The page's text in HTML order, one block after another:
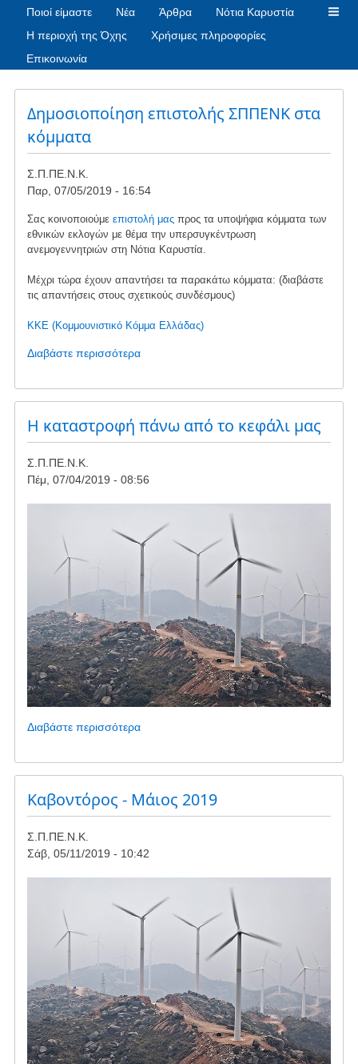
Ποιοί είμαστε Νέα Άρθρα
Νότια Καρυστία
Η περιοχή της Όχης
Χρήσιμες πληροφορίες
Επικοινωνία
Δημοσιοποίηση επιστολής ΣΠΠΕΝΚ στα
κόμματα
Σ.Π.ΠΕ.Ν.Κ.
Παρ, 07/05/2019 - 16:54
Σας κοινοποιούμε επιστολή μαςπρος τα υποψήφια κόμματα των
εθνικών εκλογών με θέμα την υπερσυγκέντρωση
ανεμογεννητριών στη Νότια Καρυστία.
Μέχρι τώρα έχουν απαντήσει τα παρακάτω κόμματα: (διαβάστε
τις απαντήσεις στους σχετικούς συνδέσμους)
ΚΚΕ (Κομμουνιστικό Κόμμα Ελλάδας)
Διαβάστε περισσότεραγια
Δημοσιοποίηση
επιστολής
ΣΠΠΕΝΚ
Η καταστροφή πάνω από το κεφάλι μας
Σ.Π.ΠΕ.Ν.Κ.
Πέμ, 07/04/2019 - 08:56
Διαβάστε περισσότεραγια
Η
καταστροφή
πάνω
μας
Kαβοντόρος - Μάιος 2019
Σ.Π.ΠΕ.Ν.Κ.
Σάβ, 05/11/2019 - 10:42